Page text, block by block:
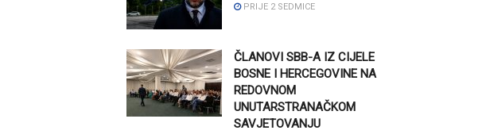
PRIJE 2 SEDMICE
ČLANOVI SBB-A IZ CIJELE
BOSNE I HERCEGOVINE NA
REDOVNOM
UNUTARSTRANAČKOM
SAVJETOVANJU